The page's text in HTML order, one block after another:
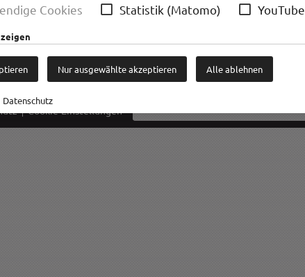
Cookies Statistik (Matomo) YouTube
Nur ausgewählte akzeptieren Alle ablehnen
Datenschutz